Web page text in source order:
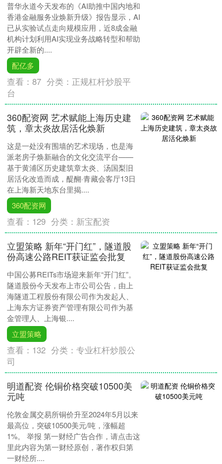
普华永道今天发布的《AI助推中国内地和
香港金融服务业焕新升级》报告显示，AI
已从实验试点走向规模应用，近8成金融
机构计划利用AI实现业务战略转型和帮助
开辟全新的....
配亿多
查看：87 分类： 正规杠杆炒股平
台
360配资网 艺术赋能上海历史建
筑，章太炎故居活化焕新
这是一处没有围墙的艺术现场，也是海
派老房子焕新融合的文化交流平台——
基于黄浦区历史建筑章太炎、汤国梨旧
居活化改造而成，醍醐·青藏会客厅13日
在上海新天地东台里揭....
360配资网
查看： 129 分类： 新宝配资
立盟策略 新年“开门红”，隧道股
份高速公路REIT获证监会批复
中国公募REITs市场迎来新年“开门红”。
隧道股份今天发布上市公司公告，由上
海隧道工程股份有限公司作为发起人、
上海东方证券资产管理有限公司作为基
金管理人、上海银....
立盟策略
查看： 132 分类：专业杠杆炒股公
司
明道配资 伦铜价格突破10500美
元吨
伦敦金属交易所铜价升至2024年5月以来
最高位，突破10500美元/吨，涨幅超
1%。 举报 第一财经广告合作，请点击这
里此内容为第一财经原创，著作权归第
一财经所....